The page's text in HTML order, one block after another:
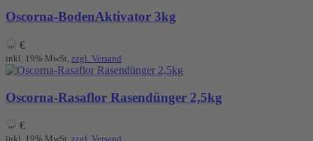
Oscorna-BodenAktivator 3kg
€
inkl. 19% MwSt, zzgl. Versand
Oscorna-Rasaflor Rasendünger 2,5kg
€
inkl. 19% MwSt, zzgl. Versand